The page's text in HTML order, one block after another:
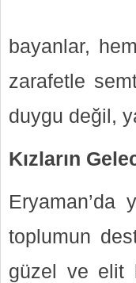
bayanlar,
zarafetle
duygu değil,
Kızların
Eryaman’da
toplumun
güzel ve elit